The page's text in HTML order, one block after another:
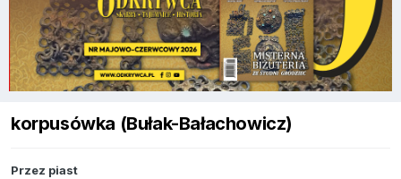
korpusówka (Bułak-Bałachowicz)
Przez piast